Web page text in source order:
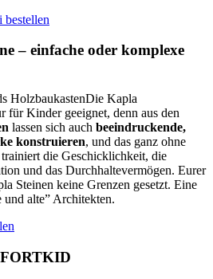
bestellen
– einfache oder komplexe
Die Kapla
für Kinder geeignet, denn aus den
lassen sich auch beeindruckende,
konstruieren, und das ganz ohne
die Geschicklichkeit, die
und das Durchhaltevermögen. Eurer
Steinen keine Grenzen gesetzt. Eine
alte” Architekten.